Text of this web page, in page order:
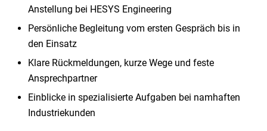
Anstellung bei HESYS Engineering
Persönliche Begleitung vom ersten Gespräch bis in
den Einsatz
Klare Rückmeldungen, kurze Wege und feste
Ansprechpartner
Einblicke in spezialisierte Aufgaben bei namhaften
Industriekunden